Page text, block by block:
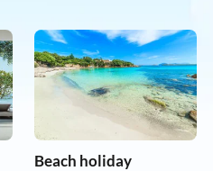
Beach holiday